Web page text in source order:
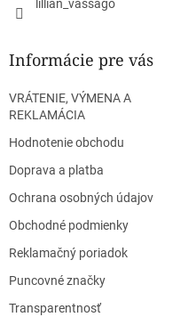
lillian_vassago
Informácie pre vás
VRÁTENIE, VÝMENA A
REKLAMÁCIA
Hodnotenie obchodu
Doprava a platba
Ochrana osobných údajov
Obchodné podmienky
Reklamačný poriadok
Puncovné značky
Transparentnosť